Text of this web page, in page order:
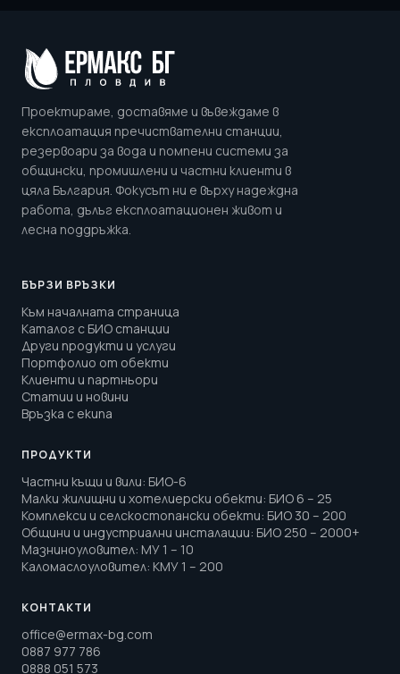
Проектираме, доставяме и въвеждаме в
експлоатация пречиствателни станции,
резервоари за вода и помпени системи за
общински, промишлени и частни клиенти в
цяла България. Фокусът ни е върху надеждна
работа, дълъг експлоатационен живот и
лесна поддръжка.
БЪРЗИ ВРЪЗКИ
Към началната страница
Каталог с БИО станции
Други продукти и услуги
Портфолио от обекти
Клиенти и партньори
Статии и новини
Връзка с екипа
ПРОДУКТИ
Частни къщи и вили: БИО-6
Малки жилищни и хотелиерски обекти: БИО 6 – 25
Комплекси и селскостопански обекти: БИО 30 – 200
Общини и индустриални инсталации: БИО 250 – 2000+
Мазниноуловител: МУ 1 – 10
Каломаслоуловител: КМУ 1 – 200
КОНТАКТИ
office@ermax-bg.com
0887 977 786
0888 051 573